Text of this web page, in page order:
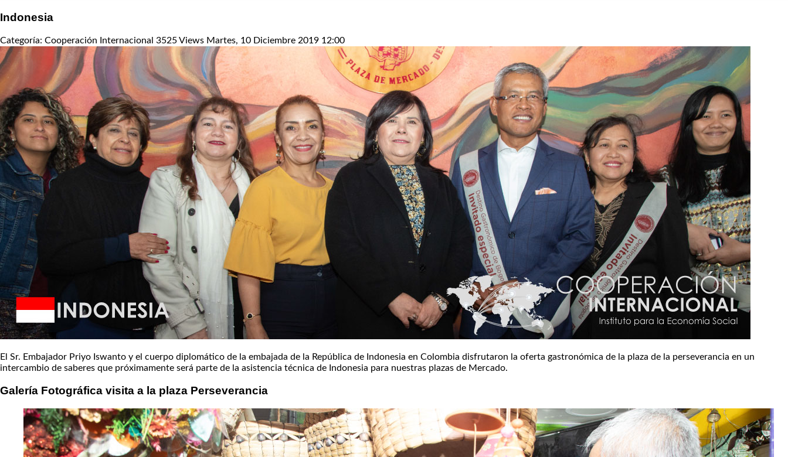
Indonesia
Categoría: Cooperación Internacional 3525 Views Martes, 10 Diciembre 2019 12:00
El Sr. Embajador Priyo Iswanto y el cuerpo diplomático de la embajada de la República de Indonesia en Colombia disfrutaron la oferta gastronómica de la plaza de la perseverancia en un
intercambio de saberes que próximamente será parte de la asistencia técnica de Indonesia para nuestras plazas de Mercado.
Galería Fotográfica visita a la plaza Perseverancia